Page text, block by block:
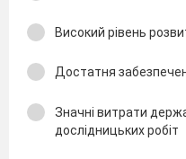
Високий рівень
Достатня
Значні витрати
дослідницьких робіт